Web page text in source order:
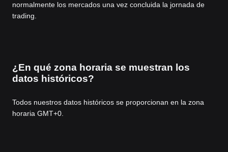
normalmente los mercados una vez concluida la jornada de
trading.
¿En qué zona horaria se muestran los
datos históricos?
Todos nuestros datos históricos se proporcionan en la zona
horaria GMT+0.